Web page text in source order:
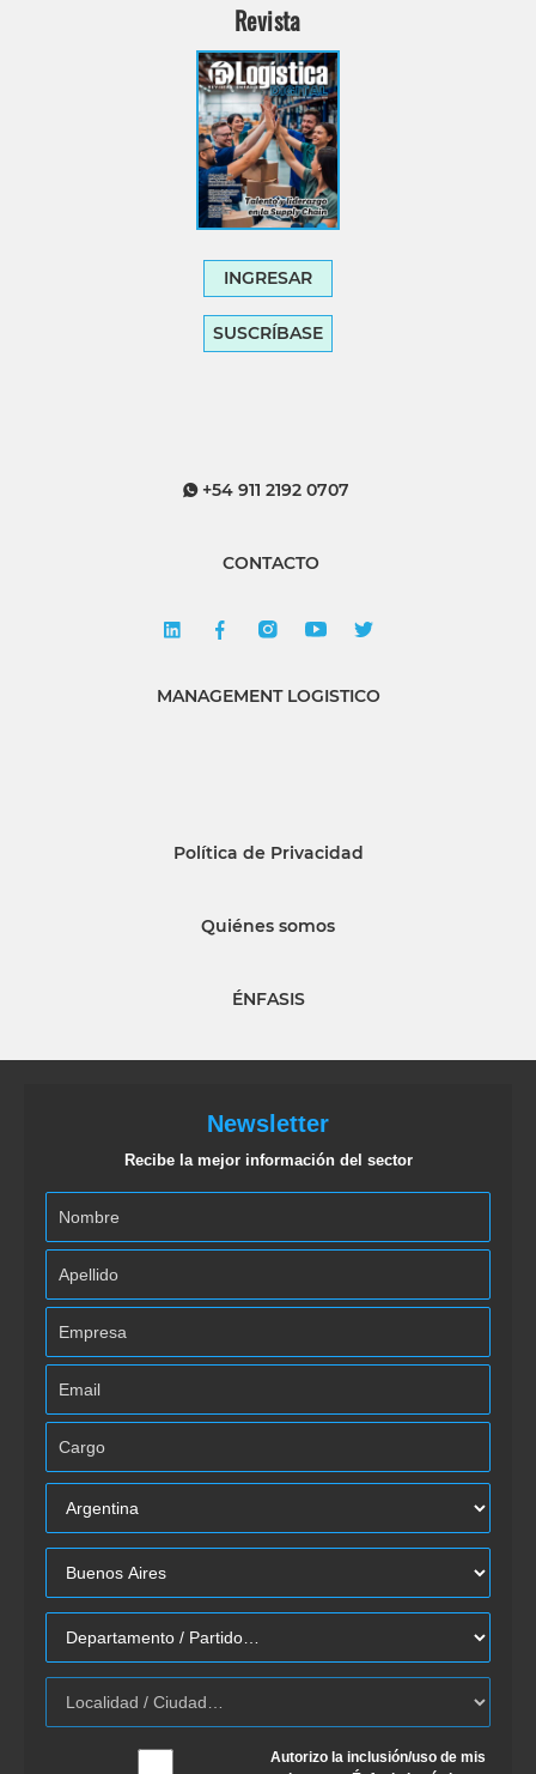
Revista
INGRESAR
SUSCRÍBASE
+54 911 2192 0707
CONTACTO
MANAGEMENT LOGISTICO
Política de Privacidad
Quiénes somos
ÉNFASIS
Newsletter
Recibe la mejor información del sector
Autorizo la inclusión/uso de mis